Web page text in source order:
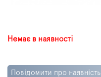
Немає в наявності
Повідомити про наявність